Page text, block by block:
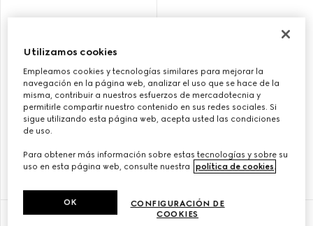
BOLSO DE HOMBRO GUCCI
PERSONALIZAR CON LAS INICIALES
Utilizamos cookies
Empleamos cookies y tecnologías similares para mejorar la
navegación en la página web, analizar el uso que se hace de la
misma, contribuir a nuestros esfuerzos de mercadotecnia y
permitirle compartir nuestro contenido en sus redes sociales. Si
sigue utilizando esta página web, acepta usted las condiciones
de uso.
Para obtener más información sobre estas tecnologías y sobre su
uso en esta página web, consulte nuestra
política de cookies
CONFIGURACIÓN DE
COOKIES
OK